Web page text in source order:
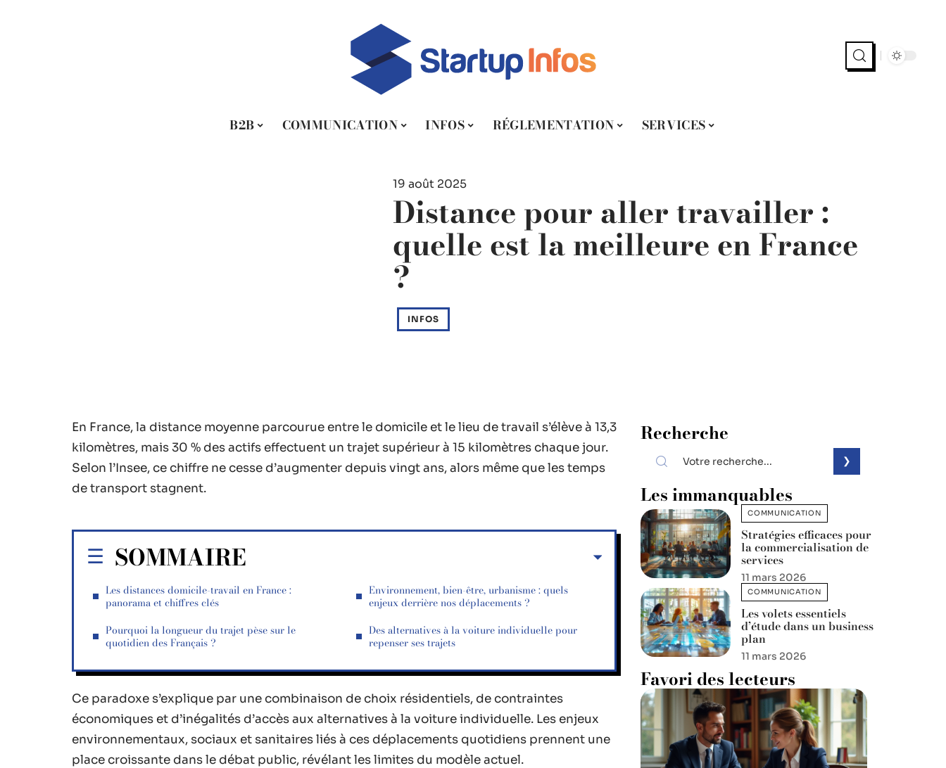
B2B COMMUNICATION INFOS RÉGLEMENTATION SERVICES
19 août 2025
Distance pour aller travailler :
quelle est la meilleure en France
?
INFOS
En France, la distance moyenne parcourue entre le domicile et le lieu de travail s’élève à 13,3
kilomètres, mais 30 % des actifs effectuent un trajet supérieur à 15 kilomètres chaque jour.
Selon l’Insee, ce chiffre ne cesse d’augmenter depuis vingt ans, alors même que les temps
de transport stagnent.
SOMMAIRE
Les distances domicile-travail en France :
panorama et chiffres clés
Pourquoi la longueur du trajet pèse sur le
quotidien des Français ?
Environnement, bien-être, urbanisme : quels
enjeux derrière nos déplacements ?
Des alternatives à la voiture individuelle pour
repenser ses trajets
Ce paradoxe s’explique par une combinaison de choix résidentiels, de contraintes
économiques et d’inégalités d’accès aux alternatives à la voiture individuelle. Les enjeux
environnementaux, sociaux et sanitaires liés à ces déplacements quotidiens prennent une
place croissante dans le débat public, révélant les limites du modèle actuel.
Recherche
Les immanquables
COMMUNICATION
Stratégies efficaces pour
la commercialisation de
services
11 mars 2026
COMMUNICATION
Les volets essentiels
d’étude dans un business
plan
11 mars 2026
Favori des lecteurs